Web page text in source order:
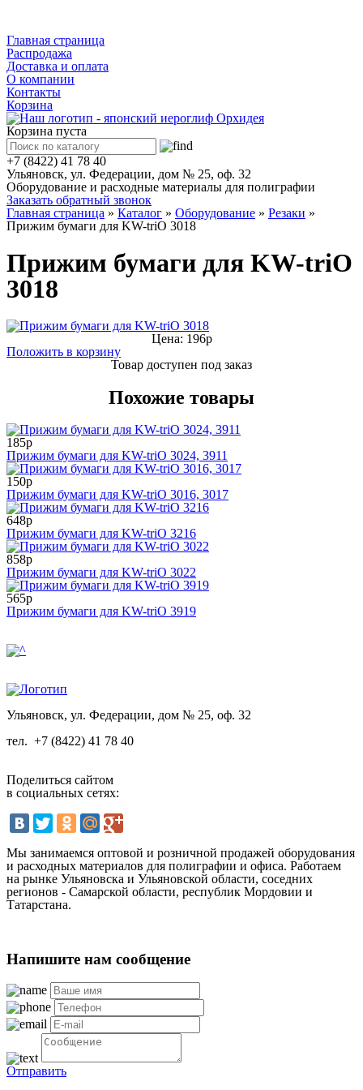
Главная страница
Распродажа
Доставка и оплата
О компании
Контакты
Корзина
Корзина пуста
+7 (8422) 41 78 40
Ульяновск, ул. Федерации, дом № 25, оф. 32
Оборудование и расходные материалы для полиграфии
Заказать обратный звонок
Главная страница » Каталог » Оборудование » Резаки »
Прижим бумаги для KW-triO 3018
Прижим бумаги для KW-triO
3018
Цена: 196р
Положить в корзину
Товар доступен под заказ
Похожие товары
185р
Прижим бумаги для KW-triO 3024, 3911
150р
Прижим бумаги для KW-triO 3016, 3017
648р
Прижим бумаги для KW-triO 3216
858р
Прижим бумаги для KW-triO 3022
565р
Прижим бумаги для KW-triO 3919
Ульяновск, ул. Федерации, дом № 25, оф. 32
тел. +7 (8422) 41 78 40
Поделиться сайтом
в социальных сетях:
Мы занимаемся оптовой и розничной продажей оборудования
и расходных материалов для полиграфии и офиса. Работаем
на рынке Ульяновска и Ульяновской области, соседних
регионов - Самарской области, республик Мордовии и
Татарстана.
Напишите нам сообщение
Отправить